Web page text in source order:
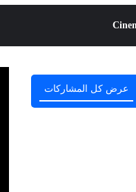
عرض كل المشاركات